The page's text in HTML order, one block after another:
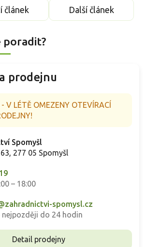
článek Další článek
poradit?
prodejnu
- V LÉTĚ OMEZENY OTEVÍRACÍ
Spomyšl
277 05 Spomyšl
– 18:00
spomysl.cz
do 24 hodin
Detail prodejny